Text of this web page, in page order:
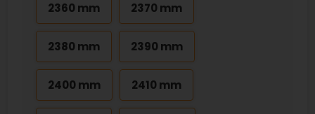
2360 mm 2370 mm
2380 mm 2390 mm
2400 mm 2410 mm